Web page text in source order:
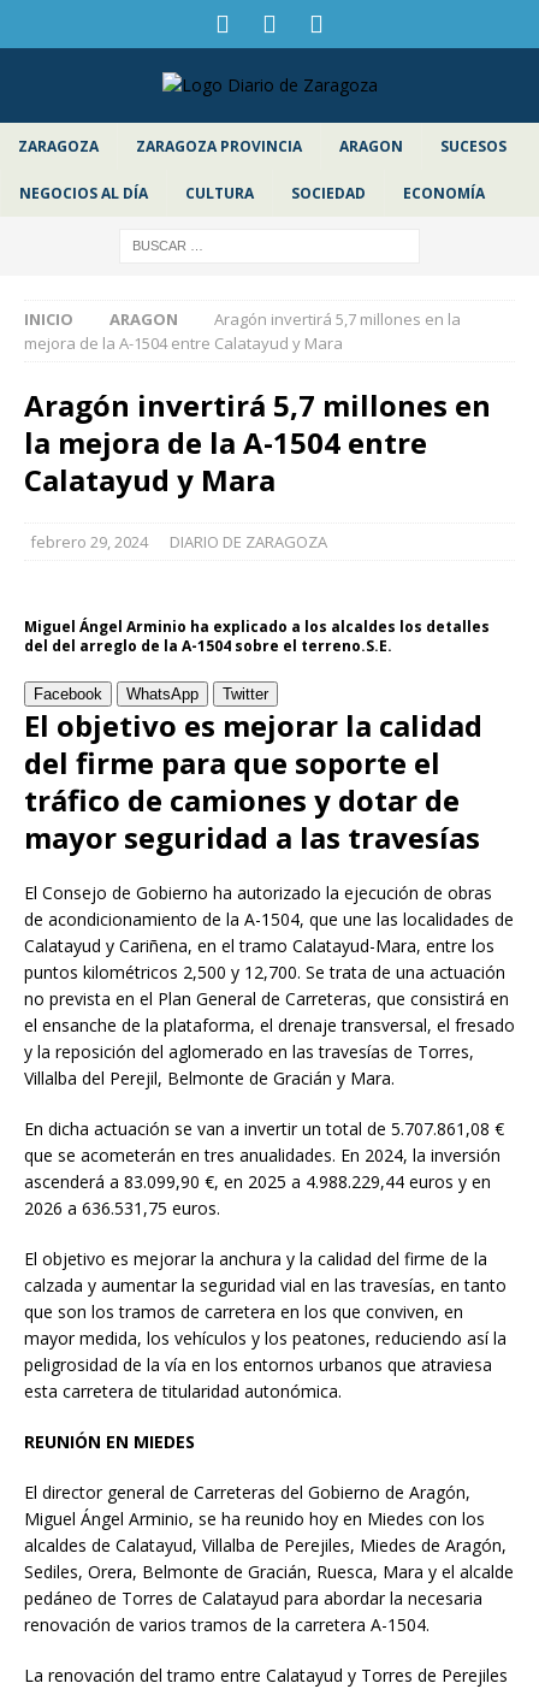
ZARAGOZA ZARAGOZA PROVINCIA ARAGON SUCESOS
NEGOCIOS AL DÍA CULTURA SOCIEDAD ECONOMÍA
INICIO ARAGON
Aragón invertirá 5,7 millones en la
mejora de la A-1504 entre Calatayud y Mara
Aragón invertirá 5,7 millones en
la mejora de la A-1504 entre
Calatayud y Mara
febrero 29, 2024 DIARIO DE ZARAGOZA
Miguel Ángel Arminio ha explicado a los alcaldes los detalles
del del arreglo de la A-1504 sobre el terreno.S.E.
Facebook WhatsApp Twitter
El objetivo es mejorar la calidad
del firme para que soporte el
tráfico de camiones y dotar de
mayor seguridad a las travesías
El Consejo de Gobierno ha autorizado la ejecución de obras
de acondicionamiento de la A-1504, que une las localidades de
Calatayud y Cariñena, en el tramo Calatayud-Mara, entre los
puntos kilométricos 2,500 y 12,700. Se trata de una actuación
no prevista en el Plan General de Carreteras, que consistirá en
el ensanche de la plataforma, el drenaje transversal, el fresado
y la reposición del aglomerado en las travesías de Torres,
Villalba del Perejil, Belmonte de Gracián y Mara.
En dicha actuación se van a invertir un total de 5.707.861,08 €
que se acometerán en tres anualidades. En 2024, la inversión
ascenderá a 83.099,90 €, en 2025 a 4.988.229,44 euros y en
2026 a 636.531,75 euros.
El objetivo es mejorar la anchura y la calidad del firme de la
calzada y aumentar la seguridad vial en las travesías, en tanto
que son los tramos de carretera en los que conviven, en
mayor medida, los vehículos y los peatones, reduciendo así la
peligrosidad de la vía en los entornos urbanos que atraviesa
esta carretera de titularidad autonómica.
REUNIÓN EN MIEDES
El director general de Carreteras del Gobierno de Aragón,
Miguel Ángel Arminio, se ha reunido hoy en Miedes con los
alcaldes de Calatayud, Villalba de Perejiles, Miedes de Aragón,
Sediles, Orera, Belmonte de Gracián, Ruesca, Mara y el alcalde
pedáneo de Torres de Calatayud para abordar la necesaria
renovación de varios tramos de la carretera A-1504.
La renovación del tramo entre Calatayud y Torres de Perejiles